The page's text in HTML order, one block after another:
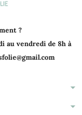
?
au vendredi de 8h à